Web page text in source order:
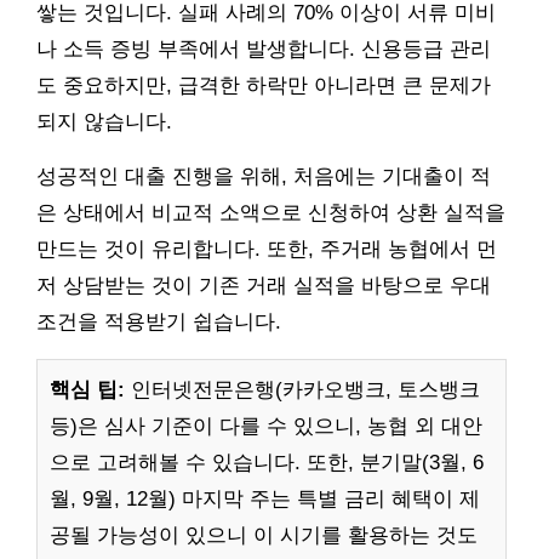
쌓는 것입니다. 실패 사례의 70% 이상이 서류 미비
나 소득 증빙 부족에서 발생합니다. 신용등급 관리
도 중요하지만, 급격한 하락만 아니라면 큰 문제가
되지 않습니다.
성공적인 대출 진행을 위해, 처음에는 기대출이 적
은 상태에서 비교적 소액으로 신청하여 상환 실적을
만드는 것이 유리합니다. 또한, 주거래 농협에서 먼
저 상담받는 것이 기존 거래 실적을 바탕으로 우대
조건을 적용받기 쉽습니다.
핵심 팁: 인터넷전문은행(카카오뱅크, 토스뱅크
등)은 심사 기준이 다를 수 있으니, 농협 외 대안
으로 고려해볼 수 있습니다. 또한, 분기말(3월, 6
월, 9월, 12월) 마지막 주는 특별 금리 혜택이 제
공될 가능성이 있으니 이 시기를 활용하는 것도